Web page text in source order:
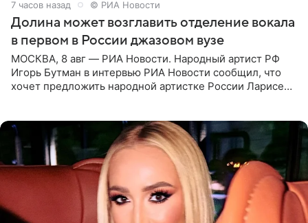
7 часов назад © РИА Новости
Долина может возглавить отделение вокала
в первом в России джазовом вузе
МОСКВА, 8 авг — РИА Новости. Народный артист РФ
Игорь Бутман в интервью РИА Новости сообщил, что
хочет предложить народной артистке России Ларисе